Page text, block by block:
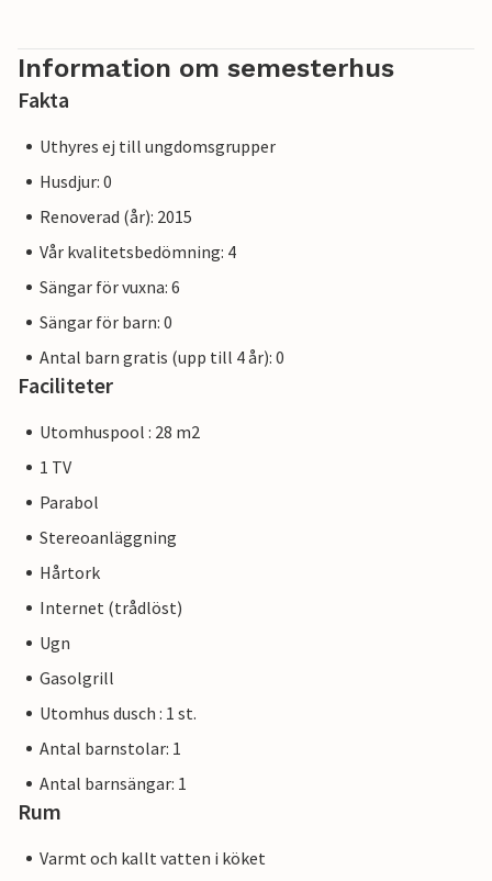
Information om semesterhus
Fakta
Uthyres ej till ungdomsgrupper
Husdjur: 0
Renoverad (år): 2015
Vår kvalitetsbedömning: 4
Sängar för vuxna: 6
Sängar för barn: 0
Antal barn gratis (upp till 4 år): 0
Faciliteter
Utomhuspool : 28 m2
1 TV
Parabol
Stereoanläggning
Hårtork
Internet (trådlöst)
Ugn
Gasolgrill
Utomhus dusch : 1 st.
Antal barnstolar: 1
Antal barnsängar: 1
Rum
Varmt och kallt vatten i köket